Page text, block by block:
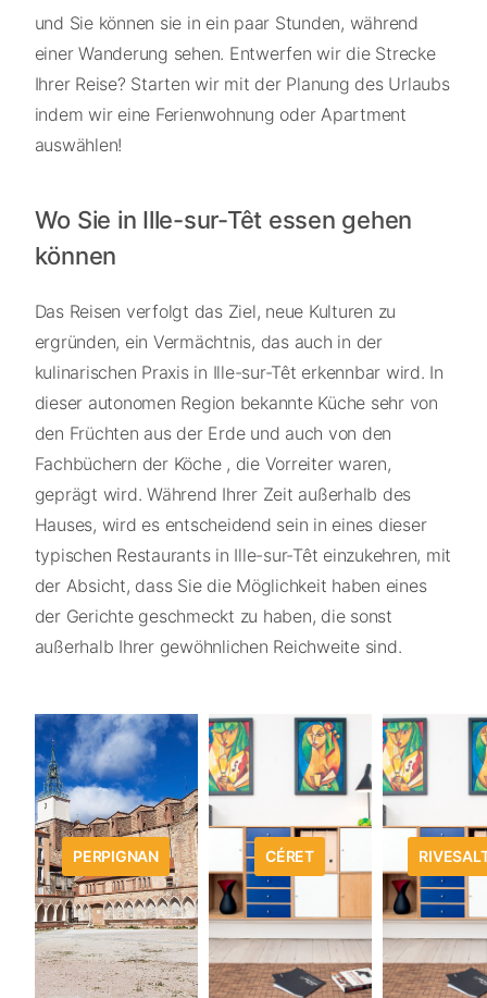
und Sie können sie in ein paar Stunden, während
einer Wanderung sehen. Entwerfen wir die Strecke
Ihrer Reise? Starten wir mit der Planung des Urlaubs
indem wir eine Ferienwohnung oder Apartment
auswählen!
Wo Sie in Ille-sur-Têt essen gehen
können
Das Reisen verfolgt das Ziel, neue Kulturen zu
ergründen, ein Vermächtnis, das auch in der
kulinarischen Praxis in Ille-sur-Têt erkennbar wird. In
dieser autonomen Region bekannte Küche sehr von
den Früchten aus der Erde und auch von den
Fachbüchern der Köche , die Vorreiter waren,
geprägt wird. Während Ihrer Zeit außerhalb des
Hauses, wird es entscheidend sein in eines dieser
typischen Restaurants in Ille-sur-Têt einzukehren, mit
der Absicht, dass Sie die Möglichkeit haben eines
der Gerichte geschmeckt zu haben, die sonst
außerhalb Ihrer gewöhnlichen Reichweite sind.
PERPIGNAN CÉRET